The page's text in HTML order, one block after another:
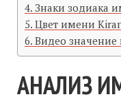
Знаки зодиака
Цвет имени
Видео
АНАЛИЗ